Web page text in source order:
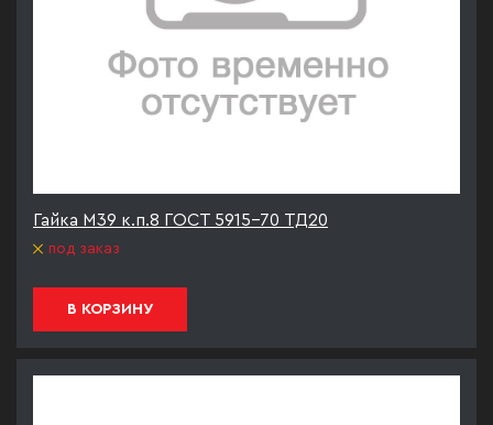
Гайка М39 к.п.8 ГОСТ 5915-70 ТД20
под заказ
В КОРЗИНУ